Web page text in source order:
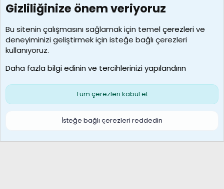
7392
Kullanıcılar
MosesBrownHayranı
Son üye
Çerezler
S
Gizliliğinize önem veriyoruz
Bu sitenin çalışmasını sağlamak için temelçerezlerive
deneyiminizi geliştirmek için isteğe bağlı çerezleri
kullanıyoruz.
Daha fazla bilgi edinin ve tercihlerinizi yapılandırın
Tüm çerezleri kabul et
İsteğe bağlı çerezleri reddedin